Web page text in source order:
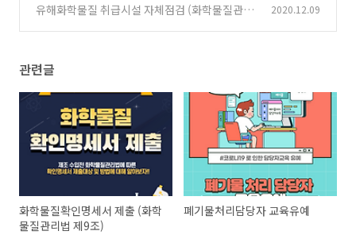
조) (0)
유해화학물질 취급시설 자체점검 (화학물질관리
2020.12.09
관련글
화학물질확인명세서 제출 (화학
물질관리법 제9조)
폐기물처리담당자 교육유예